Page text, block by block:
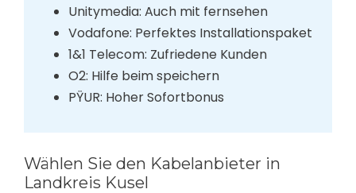
Unitymedia: Auch mit fernsehen
Vodafone: Perfektes Installationspaket
1&1 Telecom: Zufriedene Kunden
O2: Hilfe beim speichern
PŸUR: Hoher Sofortbonus
Wählen Sie den Kabelanbieter in
Landkreis Kusel